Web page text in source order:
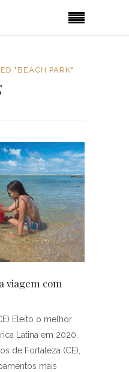
"BEACH PARK"
viagem com
Eleito o melhor
Latina em 2020,
de Fortaleza (CE),
mais